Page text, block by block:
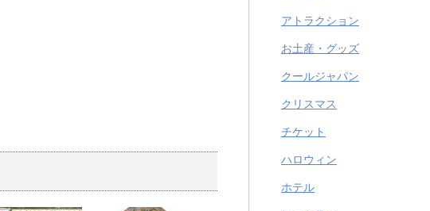
アトラクション
お土産・グッズ
クールジャパン
クリスマス
チケット
ハロウィン
ホテル